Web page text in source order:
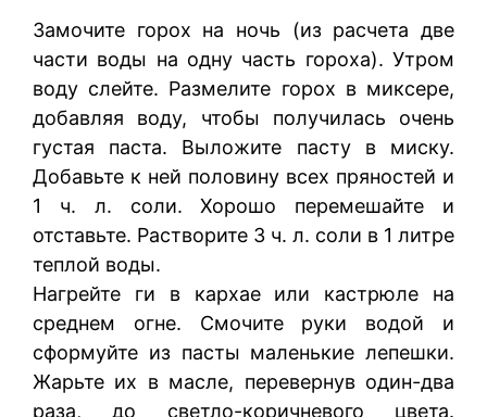
Замочите горох на ночь (из расчета две
части воды на одну часть гороха). Утром
воду слейте. Размелите горох в миксере,
добавляя воду, чтобы получилась очень
густая паста. Выложите пасту в миску.
Добавьте к ней половину всех пряностей и
1 ч. л. соли. Хорошо перемешайте и
отставьте. Растворите 3 ч. л. соли в 1 литре
теплой воды.
Нагрейте ги в кархае или кастрюле на
среднем огне. Смочите руки водой и
сформуйте из пасты маленькие лепешки.
Жарьте их в масле, перевернув один-два
раза, до светло-коричневого цвета.